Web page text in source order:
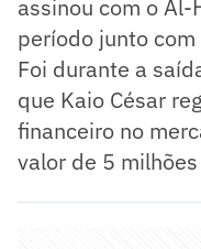
assinou com o
período junto com
Foi durante a
que Kaio César
financeiro no
valor de 5